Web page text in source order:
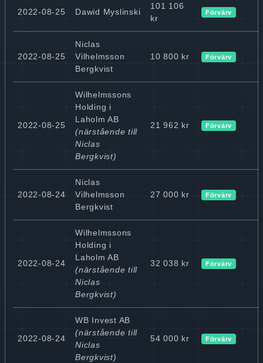
2022-08-25 Dawid Myslinski
101 106
kr
Förvärv
2022-08-25
Niclas
Vilhelmsson
Bergkvist
10 800 kr Förvärv
2022-08-25
Wilhelmssons
Holding i
Laholm AB
(närstående till
Niclas
Bergkvist)
21 962 kr Förvärv
2022-08-24
Niclas
Vilhelmsson
Bergkvist
27 000 kr Förvärv
2022-08-24
Wilhelmssons
Holding i
Laholm AB
(närstående till
Niclas
Bergkvist)
32 038 kr Förvärv
2022-08-24
WB Invest AB
(närstående till
Niclas
Bergkvist)
54 000 kr Förvärv